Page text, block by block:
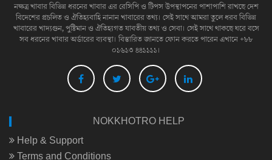
নক্ষত্র খাবার বিভিন্ন ধরনের খাবার এর রেসিপি ও টিপস উপস্থাপনের পাশাপাশি রাখছে দেশ
বিদেশের প্রচলিত ও ঐতিহ্যবাহি নানান খাবারের তথ্য। সেই সাথে আমরা তুলে ধরব বিভিন্ন
খাবারের খাদ্যগুন, পুষ্টিমান ও ঐতিহ্যগত যাবতীয় তথ্য ও সেবা। সেই সাথে থাকছে ঘরে বসে
সব ধরনের খাবার অর্ডারের ব্যবস্থা। বিস্তারিত জানতে ফোন করতে পারেন এখানে +৮৮
০১৬১৩ ৪৪১১১১।
NOKKHOTRO HELP
Help & Support
Terms and Conditions